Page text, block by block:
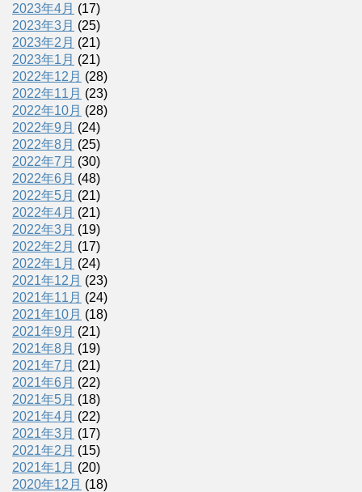
2023年4月 (17)
2023年3月 (25)
2023年2月 (21)
2023年1月 (21)
2022年12月 (28)
2022年11月 (23)
2022年10月 (28)
2022年9月 (24)
2022年8月 (25)
2022年7月 (30)
2022年6月 (48)
2022年5月 (21)
2022年4月 (21)
2022年3月 (19)
2022年2月 (17)
2022年1月 (24)
2021年12月 (23)
2021年11月 (24)
2021年10月 (18)
2021年9月 (21)
2021年8月 (19)
2021年7月 (21)
2021年6月 (22)
2021年5月 (18)
2021年4月 (22)
2021年3月 (17)
2021年2月 (15)
2021年1月 (20)
2020年12月 (18)